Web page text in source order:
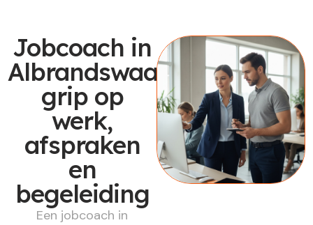
Jobcoach in
Albrandswaard:
grip op
werk,
afspraken
en
begeleiding
Een jobcoach in